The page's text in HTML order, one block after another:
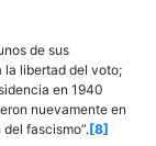
de sus
la libertad del voto;
en 1940
nuevamente en
fascismo”.[8]